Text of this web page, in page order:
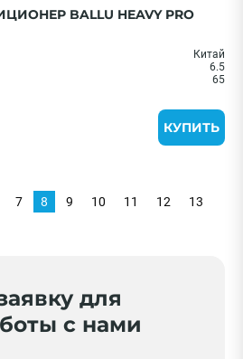
BALLU HEAVY PRO
Китай
6.5
65
КУПИТЬ
7 8 9 10 11 12
13
для
с нами